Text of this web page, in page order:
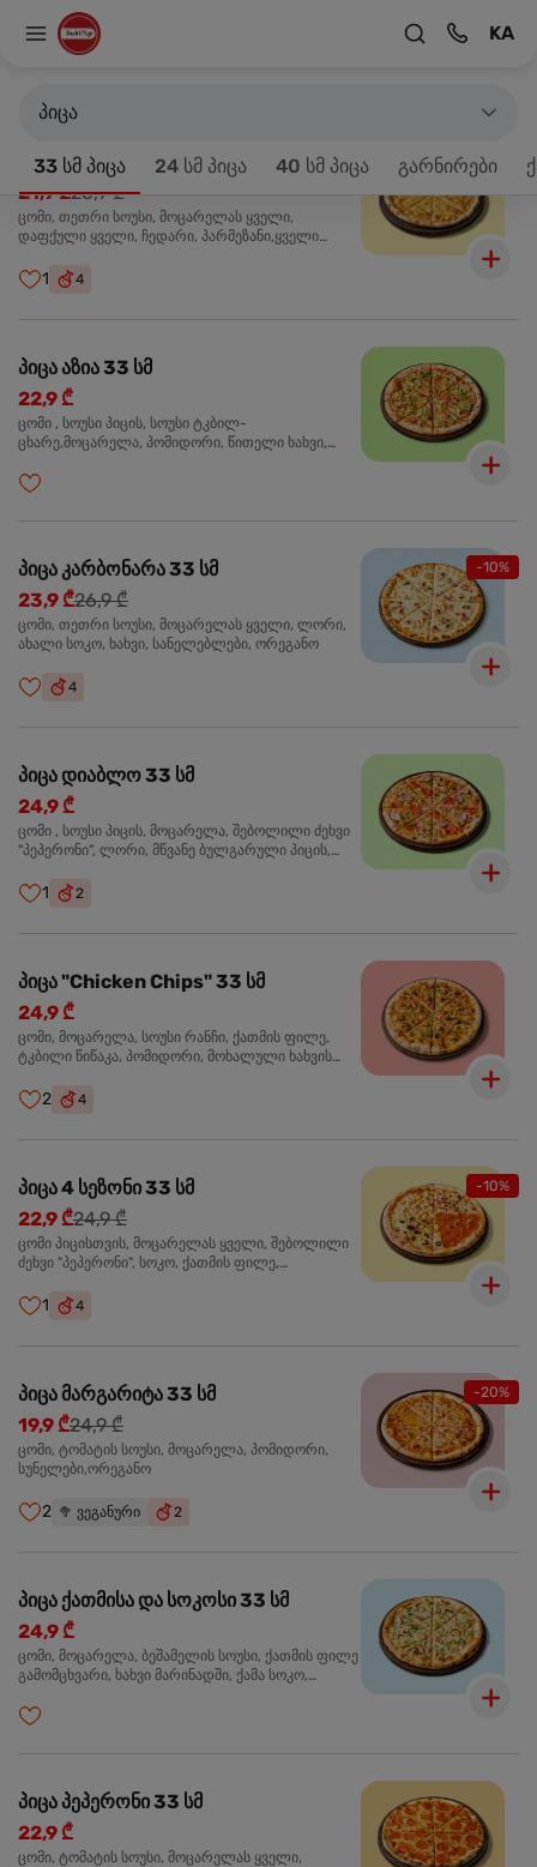
KA
პიცა
33 სმ პიცა 24 სმ პიცა 40 სმ პიცა გარნირები
მთავარზე
-20%
პიცა 4 ყველის 33 სმ
21,9 ₾26,9 ₾
ცომი, თეთრი სოუსი, მოცარელას ყველი,
დაფქული ყველი, ჩედარი, პარმეზანი,ყველი
1 4
პიცა აზია 33 სმ
22,9 ₾
ცომი , სოუსი პიცის, სოუსი ტკბილ-
ცხარე,მოცარელა, პომიდორი, წითელი ხახვი,
სეზამის მარცვლის ნაზავი, ქინძი, ორეგანო
-10%
პიცა კარბონარა 33 სმ
23,9 ₾26,9 ₾
ცომი, თეთრი სოუსი, მოცარელას ყველი, ლორი,
ახალი სოკო, ხახვი, სანელებლები, ორეგანო
4
პიცა დიაბლო 33 სმ
24,9 ₾
ცომი , სოუსი პიცის, მოცარელა, შებოლილი ძეხვი
"პეპერონი", ლორი, მწვანე ბულგარული პიცის,
1 2
პიცა "Chicken Chips" 33 სმ
24,9 ₾
ცომი, მოცარელა, სოუსი რანჩი, ქათმის ფილე,
ტკბილი წიწაკა, პომიდორი, მოხალული ხახვის
2 4
-10%
პიცა 4 სეზონი 33 სმ
22,9 ₾24,9 ₾
ცომი პიცისთვის, მოცარელას ყველი, შებოლილი
ძეხვი "პეპერონი", სოკო, ქათმის ფილე,
1 4
-20%
პიცა მარგარიტა 33 სმ
19,9 ₾24,9 ₾
ცომი, ტომატის სოუსი, მოცარელა, პომიდორი,
სუნელები,ორეგანო
2 🥦 ვეგანური 2
პიცა ქათმისა და სოკოსი 33 სმ
24,9 ₾
ცომი, მოცარელა, ბეშამელის სოუსი, ქათმის ფილე
გამომცხვარი, ხახვი მარინადში, ქამა სოკო,
პიცა პეპერონი 33 სმ
22,9 ₾
ცომი, ტომატის სოუსი, მოცარელას ყველი,